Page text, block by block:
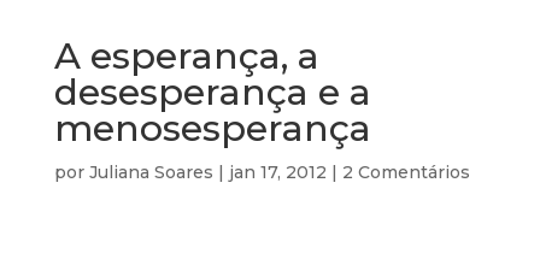
A esperança, a
desesperança e a
menosesperança
por Juliana Soares | jan 17, 2012 | 2 Comentários